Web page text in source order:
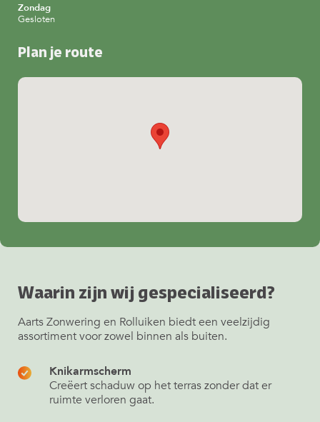
Zondag
Gesloten
Plan je route
Waarin zijn wij gespecialiseerd?
Aarts Zonwering en Rolluiken biedt een veelzijdig
assortiment voor zowel binnen als buiten.
Knikarmscherm
Creëert schaduw op het terras zonder dat er
ruimte verloren gaat.